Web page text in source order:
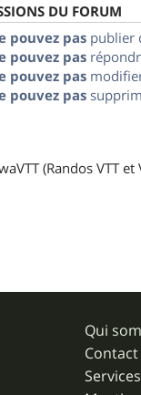
DU FORUM
pouvez pas publier
pouvez pas
pouvez pas
pouvez pas
(Randos VTT et
Qui